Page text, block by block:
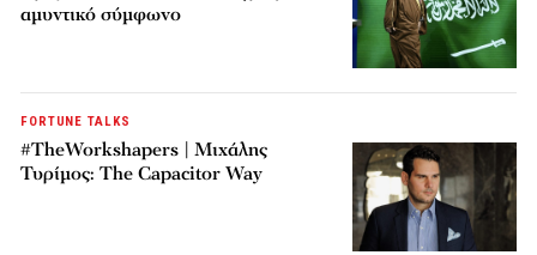
αμυντικό σύμφωνο
FORTUNE TALKS
#TheWorkshapers | Μιχάλης
Τυρίμος: The Capacitor Way